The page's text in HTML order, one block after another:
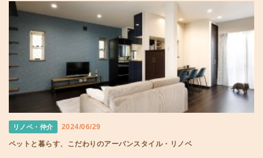
リノベ・仲介 2024/06/29
ペットと暮らす、こだわりのアーバンスタイル・リノベ